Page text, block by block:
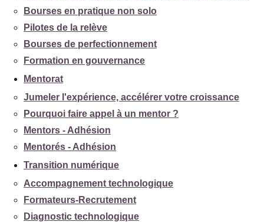
Bourses en pratique non solo
Pilotes de la relève
Bourses de perfectionnement
Formation en gouvernance
Mentorat
Jumeler l'expérience, accélérer votre croissance
Pourquoi faire appel à un mentor ?
Mentors - Adhésion
Mentorés - Adhésion
Transition numérique
Accompagnement technologique
Formateurs-Recrutement
Diagnostic technologique